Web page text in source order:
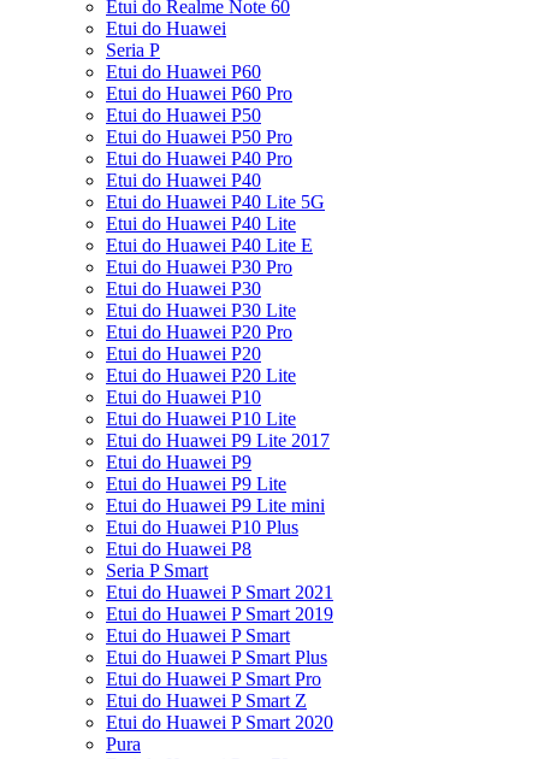
Etui do Realme Note 60
Etui do Huawei
Seria P
Etui do Huawei P60
Etui do Huawei P60 Pro
Etui do Huawei P50
Etui do Huawei P50 Pro
Etui do Huawei P40 Pro
Etui do Huawei P40
Etui do Huawei P40 Lite 5G
Etui do Huawei P40 Lite
Etui do Huawei P40 Lite E
Etui do Huawei P30 Pro
Etui do Huawei P30
Etui do Huawei P30 Lite
Etui do Huawei P20 Pro
Etui do Huawei P20
Etui do Huawei P20 Lite
Etui do Huawei P10
Etui do Huawei P10 Lite
Etui do Huawei P9 Lite 2017
Etui do Huawei P9
Etui do Huawei P9 Lite
Etui do Huawei P9 Lite mini
Etui do Huawei P10 Plus
Etui do Huawei P8
Seria P Smart
Etui do Huawei P Smart 2021
Etui do Huawei P Smart 2019
Etui do Huawei P Smart
Etui do Huawei P Smart Plus
Etui do Huawei P Smart Pro
Etui do Huawei P Smart Z
Etui do Huawei P Smart 2020
Pura